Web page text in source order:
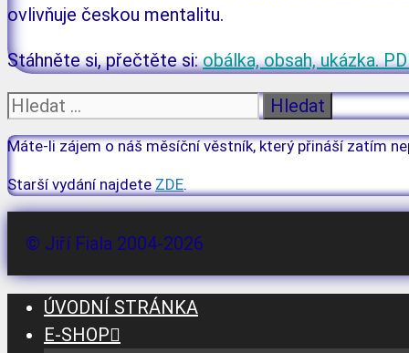
ovlivňuje českou mentalitu.
Stáhněte si, přečtěte si:obálka, obsah, ukázka.
Hledat:
Máte-li zájem o náš měsíční věstník, který přináší zatím
Starší vydání najdete ZDE.
© Jiří Fiala 2004-2026
ÚVODNÍ STRÁNKA
E-SHOP